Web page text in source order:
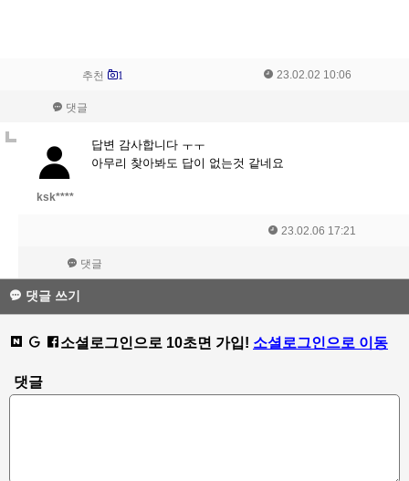
23.02.02 10:06
추천 1
댓글
ksk****
답변 감사합니다 ㅜㅜ
아무리 찾아봐도 답이 없는것 같네요
23.02.06 17:21
댓글
댓글 쓰기
소셜로그인으로 10초면 가입! 소셜로그인으로 이동
댓글